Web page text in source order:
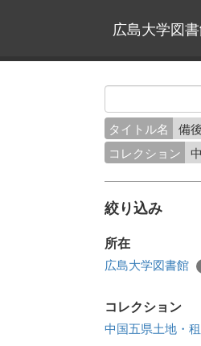
広島大学図
タイトル名
備
コレクション
絞り込み
所在
広島大学図書館
コレクション
中国五県土地・